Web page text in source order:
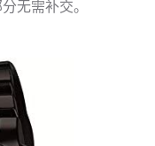
无需补交。